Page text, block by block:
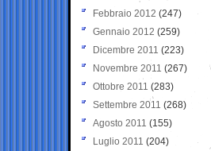
Febbraio 2012 (247)
Gennaio 2012 (259)
Dicembre 2011 (223)
Novembre 2011 (267)
Ottobre 2011 (283)
Settembre 2011 (268)
Agosto 2011 (155)
Luglio 2011 (204)